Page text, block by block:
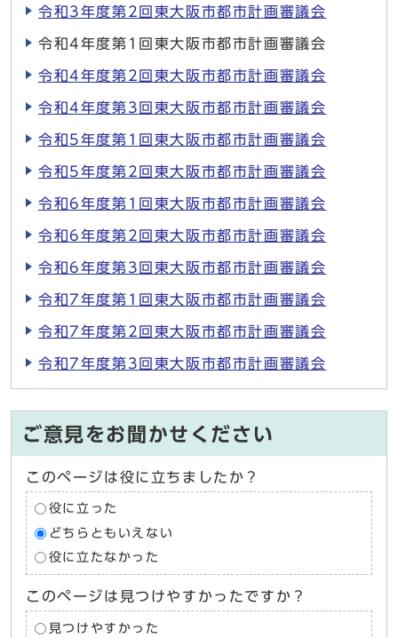
令和3年度第2回東大阪市都市計画審議会
令和4年度第1回東大阪市都市計画審議会
令和4年度第2回東大阪市都市計画審議会
令和4年度第3回東大阪市都市計画審議会
令和5年度第1回東大阪市都市計画審議会
令和5年度第2回東大阪市都市計画審議会
令和6年度第1回東大阪市都市計画審議会
令和6年度第2回東大阪市都市計画審議会
令和6年度第3回東大阪市都市計画審議会
令和7年度第1回東大阪市都市計画審議会
令和7年度第2回東大阪市都市計画審議会
令和7年度第3回東大阪市都市計画審議会
ご意見をお聞かせください
このページは役に立ちましたか？
役に立った
どちらともいえない
役に立たなかった
このページは見つけやすかったですか？
見つけやすかった